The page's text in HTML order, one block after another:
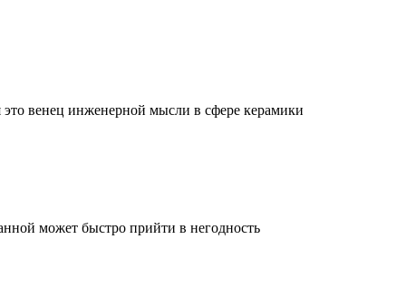
венец инженерной мысли в сфере керамики
может быстро прийти в негодность